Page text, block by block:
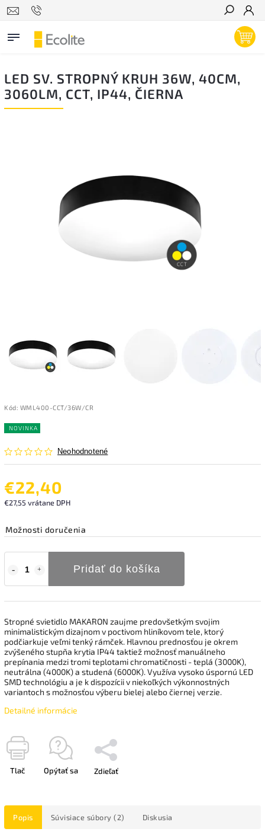
Hľadať
LED SV. STROPNÝ KRUH 36W, 40CM,
3060LM, CCT, IP44, ČIERNA
Kód: WML400-CCT/36W/CR
NOVINKA
Neohodnotené
€22,40
€27,55 vrátane DPH
Možnosti doručenia
Pridať do košíka
Stropné svietidlo MAKARON zaujme predovšetkým svojim
minimalistickým dizajnom v poctivom hliníkovom tele, ktorý
podčiarkuje veľmi tenký rámček. Hlavnou prednosťou je okrem
zvýšeného stupňa krytia IP44 taktiež možnosť manuálneho
prepínania medzi tromi teplotami chromatičnosti - teplá (3000K),
neutrálna (4000K) a studená (6000K). Využíva vysoko úspornú LED
SMD technológiu a je k dispozícii v niekoľkých výkonnostných
variantoch s možnosťou výberu bielej alebo čiernej verzie.
Detailné informácie
Tlač Opýtať sa Zdieľať
Popis Súvisiace súbory (2) Diskusia